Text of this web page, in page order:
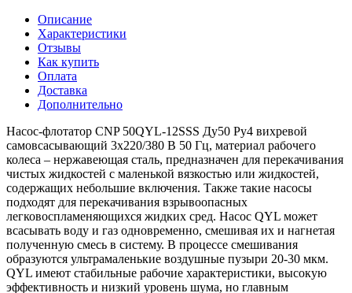
Описание
Характеристики
Отзывы
Как купить
Оплата
Доставка
Дополнительно
Насос-флотатор CNP 50QYL-12SSS Ду50 Ру4 вихревой
самовсасывающий 3х220/380 В 50 Гц, материал рабочего
колеса – нержавеющая сталь, предназначен для перекачивания
чистых жидкостей с маленькой вязкостью или жидкостей,
содержащих небольшие включения. Также такие насосы
подходят для перекачивания взрывоопасных
легковоспламеняющихся жидких сред. Насос QYL может
всасывать воду и газ одновременно, смешивая их и нагнетая
полученную смесь в систему. В процессе смешивания
образуются ультрамаленькие воздушные пузыри 20-30 мкм.
QYL имеют стабильные рабочие характеристики, высокую
эффективность и низкий уровень шума, но главным